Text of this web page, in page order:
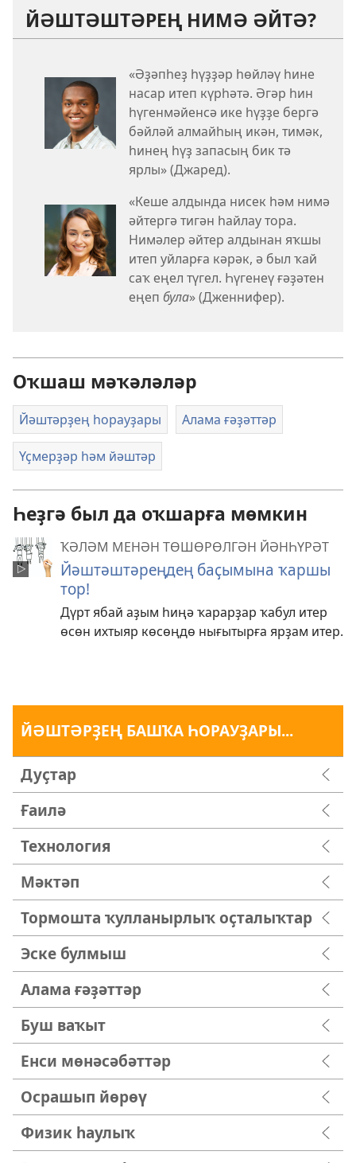
ЙӘШТӘШТӘРЕҢ НИМӘ ӘЙТӘ?
«Әҙәпһеҙ һүҙҙәр һөйләү һине
насар итеп күрһәтә. Әгәр һин
һүгенмәйенсә ике һүҙҙе бергә
бәйләй алмайһың икән, тимәк,
һинең һүҙ запасың бик тә
ярлы» (Джаред).
«Кеше алдында нисек һәм нимә
әйтергә тигән һайлау тора.
Нимәлер әйтер алдынан яҡшы
итеп уйларға кәрәк, ә был ҡай
саҡ еңел түгел. Һүгенеү ғәҙәтен
еңеп була» (Дженнифер).
Оҡшаш мәҡәләләр
Йәштәрҙең һорауҙары Алама ғәҙәттәр
Үҫмерҙәр һәм йәштәр
Һеҙгә был да оҡшарға мөмкин
ҠӘЛӘМ МЕНӘН ТӨШӨРӨЛГӘН ЙӘНҺҮРӘТ
Йәштәштәреңдең баҫымына ҡаршы
тор!
Дүрт ябай аҙым һиңә ҡарарҙар ҡабул итер
өсөн ихтыяр көсөңдө нығытырға ярҙам итер.
ЙӘШТӘРҘЕҢ БАШҠА ҺОРАУҘАРЫ...
Дуҫтар
Ғаилә
Технология
Мәктәп
Тормошта ҡулланырлыҡ оҫталыҡтар
Эске булмыш
Алама ғәҙәттәр
Буш ваҡыт
Енси мөнәсәбәттәр
Осрашып йөрөү
Физик һаулыҡ